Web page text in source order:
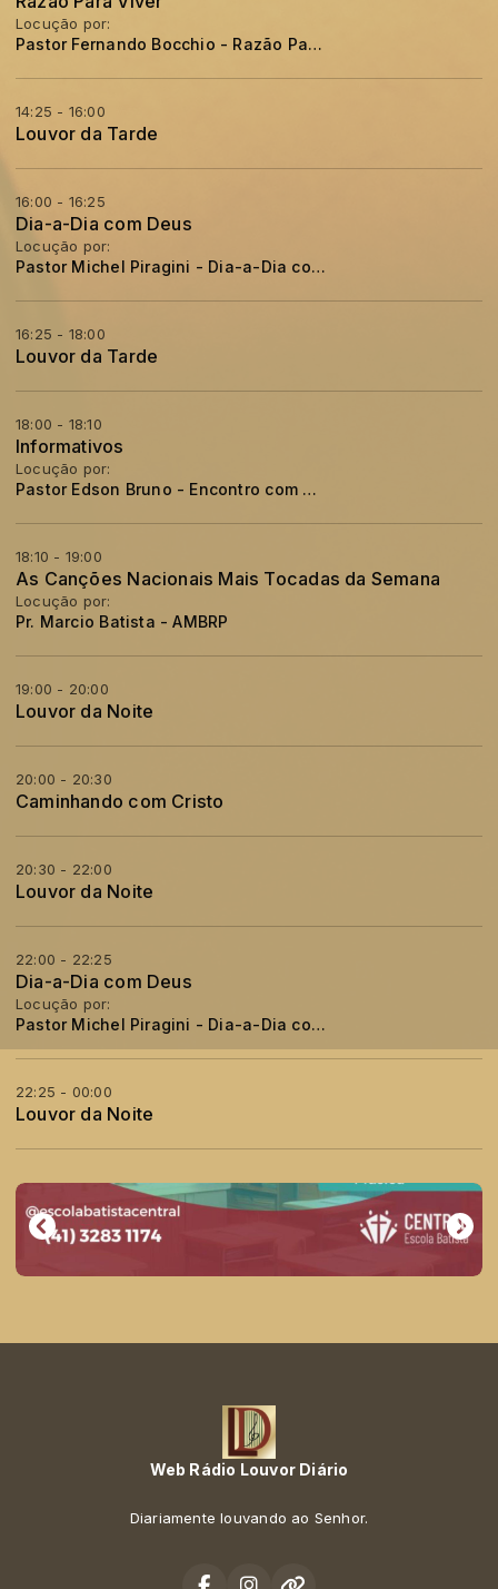
Locução por:
Pastor Fernando Bocchio - Razão Para Viver
14:25 - 16:00
Louvor da Tarde
16:00 - 16:25
Dia-a-Dia com Deus
Locução por:
Pastor Michel Piragini - Dia-a-Dia com Deus
16:25 - 18:00
Louvor da Tarde
18:00 - 18:10
Informativos
Locução por:
Pastor Edson Bruno - Encontro com a Palavra
18:10 - 19:00
As Canções Nacionais Mais Tocadas da Semana
Locução por:
Pr. Marcio Batista - AMBRP
19:00 - 20:00
Louvor da Noite
20:00 - 20:30
Caminhando com Cristo
20:30 - 22:00
Louvor da Noite
22:00 - 22:25
Dia-a-Dia com Deus
Locução por:
Pastor Michel Piragini - Dia-a-Dia com Deus
22:25 - 00:00
Louvor da Noite
Web Rádio Louvor Diário
Diariamente louvando ao Senhor.